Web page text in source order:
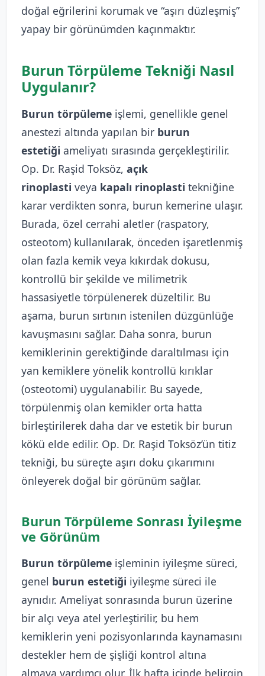
doğal eğrilerini korumak ve “aşırı düzleşmiş”
yapay bir görünümden kaçınmaktır.
Burun Törpüleme Tekniği Nasıl
Uygulanır?
Burun törpüleme işlemi, genellikle genel
anestezi altında yapılan bir burun
estetiği ameliyatı sırasında gerçekleştirilir.
Op. Dr. Raşid Toksöz, açık
rinoplasti veya kapalı rinoplasti tekniğine
karar verdikten sonra, burun kemerine ulaşır.
Burada, özel cerrahi aletler (raspatory,
osteotom) kullanılarak, önceden işaretlenmiş
olan fazla kemik veya kıkırdak dokusu,
kontrollü bir şekilde ve milimetrik
hassasiyetle törpülenerek düzeltilir. Bu
aşama, burun sırtının istenilen düzgünlüğe
kavuşmasını sağlar. Daha sonra, burun
kemiklerinin gerektiğinde daraltılması için
yan kemiklere yönelik kontrollü kırıklar
(osteotomi) uygulanabilir. Bu sayede,
törpülenmiş olan kemikler orta hatta
birleştirilerek daha dar ve estetik bir burun
kökü elde edilir. Op. Dr. Raşid Toksöz’ün titiz
tekniği, bu süreçte aşırı doku çıkarımını
önleyerek doğal bir görünüm sağlar.
Burun Törpüleme Sonrası İyileşme
ve Görünüm
Burun törpüleme işleminin iyileşme süreci,
genel burun estetiği iyileşme süreci ile
aynıdır. Ameliyat sonrasında burun üzerine
bir alçı veya atel yerleştirilir, bu hem
kemiklerin yeni pozisyonlarında kaynamasını
destekler hem de şişliği kontrol altına
almaya yardımcı olur. İlk hafta içinde belirgin